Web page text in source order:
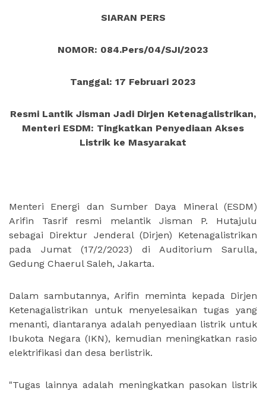
SIARAN PERS
NOMOR: 084.Pers/04/SJI/2023
Tanggal: 17 Februari 2023
Resmi Lantik Jisman Jadi Dirjen Ketenagalistrikan,
Menteri ESDM: Tingkatkan Penyediaan Akses
Listrik ke Masyarakat
Menteri Energi dan Sumber Daya Mineral (ESDM)
Arifin Tasrif resmi melantik Jisman P. Hutajulu
sebagai Direktur Jenderal (Dirjen) Ketenagalistrikan
pada Jumat (17/2/2023) di Auditorium Sarulla,
Gedung Chaerul Saleh, Jakarta.
Dalam sambutannya, Arifin meminta kepada Dirjen
Ketenagalistrikan untuk menyelesaikan tugas yang
menanti, diantaranya adalah penyediaan listrik untuk
Ibukota Negara (IKN), kemudian meningkatkan rasio
elektrifikasi dan desa berlistrik.
"Tugas lainnya adalah meningkatkan pasokan listrik